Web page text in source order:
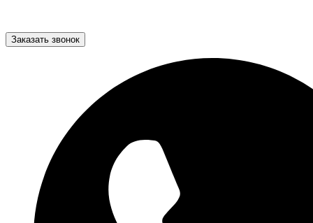
Заказать звонок